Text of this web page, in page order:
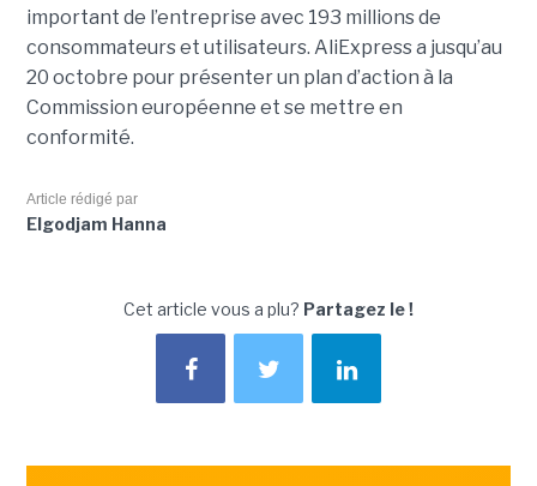
important de l’entreprise avec 193 millions de
consommateurs et utilisateurs. AliExpress a jusqu’au
20 octobre pour présenter un plan d’action à la
Commission européenne et se mettre en
conformité.
Article rédigé par
Elgodjam Hanna
Cet article vous a plu? Partagez le !